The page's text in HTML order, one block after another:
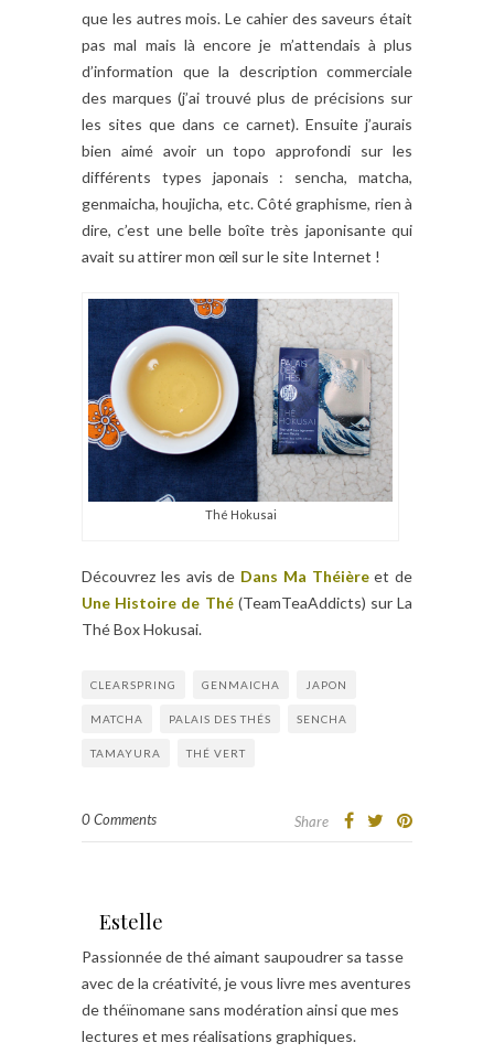
que les autres mois. Le cahier des saveurs était
pas mal mais là encore je m’attendais à plus
d’information que la description commerciale
des marques (j’ai trouvé plus de précisions sur
les sites que dans ce carnet). Ensuite j’aurais
bien aimé avoir un topo approfondi sur les
différents types japonais : sencha, matcha,
genmaicha, houjicha, etc. Côté graphisme, rien à
dire, c’est une belle boîte très japonisante qui
avait su attirer mon œil sur le site Internet !
Thé Hokusai
Découvrez les avis de Dans Ma Théièreet de
Une Histoire de Thé(TeamTeaAddicts) sur La
Thé Box Hokusai.
CLEARSPRING GENMAICHA JAPON
MATCHA PALAIS DES THÉS SENCHA
TAMAYURA THÉ VERT
0 Comments Share
Estelle
Passionnée de thé aimant saupoudrer sa tasse
avec de la créativité, je vous livre mes aventures
de théïnomane sans modération ainsi que mes
lectures et mes réalisations graphiques.